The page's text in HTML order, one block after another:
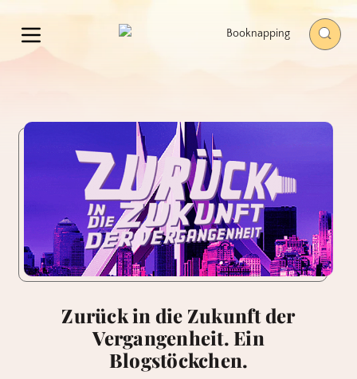
Zurück in die Zukunft der
Vergangenheit. Ein
Blogstöckchen.